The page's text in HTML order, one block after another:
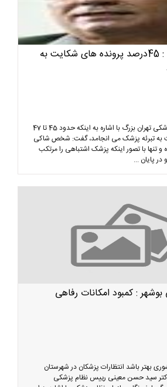
رییس هیات بدوی : 45درصد پرونده های شکایت به
عضو هیات مدیره نظام پزشکی تهران بزرگ با اشاره به اینکه حدود 45 تا 47
به تبرئه پزشک می انجامد، گفت: شخص شاکی
تنها با تصور اینکه پزشک اشتباهی را مرتکب
پایان ...
: کمبود امکانات رفاهی
بهتر باشد انتظارات پزشکان در شهرستان
سید حسن معینی رییس نظام پزشکی